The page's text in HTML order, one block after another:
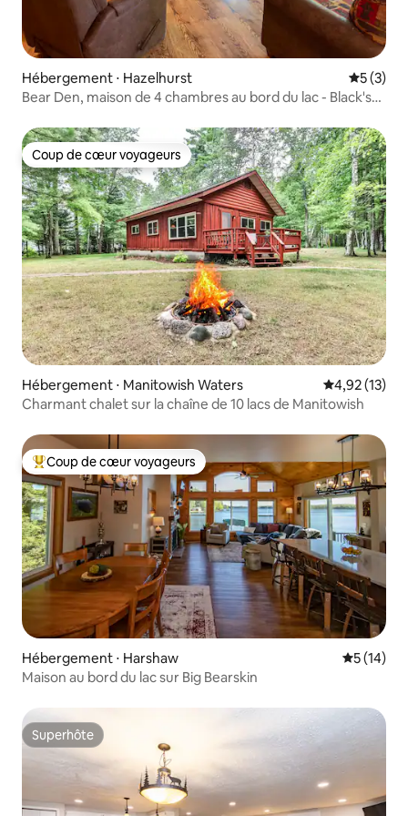
Hébergement ⋅ Hazelhurst
5 (3)
Bear Den, maison de 4 chambres au bord du lac - Black's
Coup de cœur voyageurs
Coup de cœur voyageurs
Hébergement ⋅ Manitowish Waters Évaluation
4,92 (13)
Charmant chalet sur la chaîne de 10 lacs de Manitowish
Coups de cœur voyageurs les plus appréciés
Coup de cœur voyageurs
Hébergement ⋅ Harshaw
5 (14)
Maison au bord du lac sur Big Bearskin
Superhôte
Superhôte